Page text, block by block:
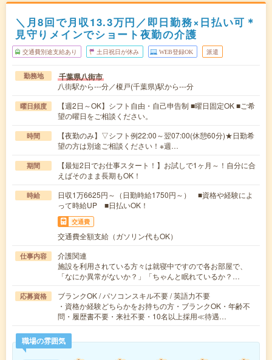
＼月8回で月収13.3万円／即日勤務×日払い可＊
見守りメインでショート夜勤の介護
交通費別途支給あり 土日祝日が休み WEB登録OK 派遣
勤務地 千葉県八街市
八街駅から---分／榎戸(千葉県)駅から---分
曜日頻度
【週2日～OK】シフト自由・自己申告制 ■曜日固定OK ■ご希
望の曜日をご相談ください。
時間
【夜勤のみ】▽シフト例22:00～翌07:00(休憩60分)★日勤希
望の方は別途ご相談ください！※週…
期間
【最短2日でお仕事スタート！】お試しで1ヶ月～！自分に合
えばそのまま長期もOK！
時給
日収1万6625円～（日勤時給1750円～） ■資格や経験によ
って時給UP ■日払いOK！
交通費
交通費全額支給（ガソリン代もOK）
仕事内容
介護関連
施設を利用されている方々は就寝中ですので各お部屋で、
「なにか異常がないか？」「ちゃんと眠れているか？…
応募資格
ブランクOK / パソコンスキル不要 / 英語力不要
・資格か経験どちらかをお持ちの方・ブランクOK・年齢不
問・履歴書不要・来社不要・10名以上採用≪待遇…
職場の雰囲気